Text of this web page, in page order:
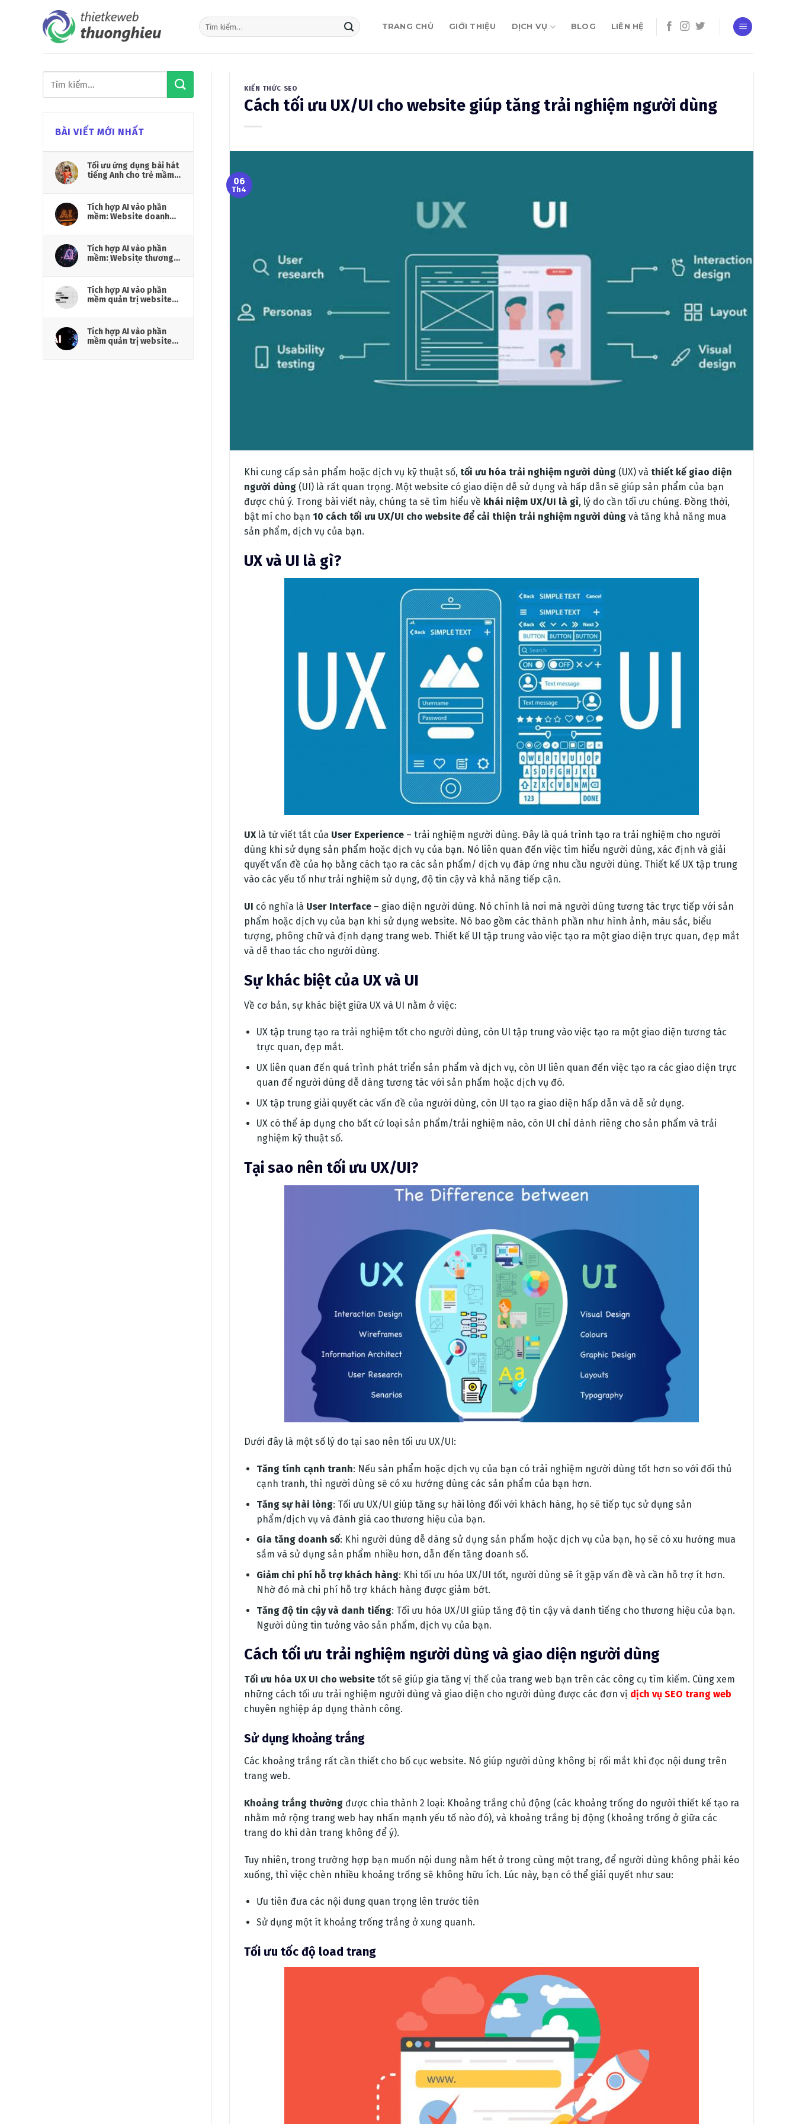
TRANG CHỦ GIỚI THIỆU DỊCH VỤ BLOG LIÊN HỆ
BÀI VIẾT MỚI NHẤT
Tối ưu ứng dụng bài hát
tiếng Anh cho trẻ mầm
Tích hợp AI vào phần
mềm: Website doanh
Tích hợp AI vào phần
mềm: Website thương
Tích hợp AI vào phần
mềm quản trị website
Tích hợp AI vào phần
mềm quản trị website
KIẾN THỨC SEO
Cách tối ưu UX/UI cho website giúp tăng trải nghiệm người dùng
06
Th4
Khi cung cấp sản phẩm hoặc dịch vụ kỹ thuật số, tối ưu hóa trải nghiệm người dùng (UX) và thiết kế giao diện
người dùng (UI) là rất quan trọng. Một website có giao diện dễ sử dụng và hấp dẫn sẽ giúp sản phẩm của bạn
được chú ý. Trong bài viết này, chúng ta sẽ tìm hiểu về khái niệm UX/UI là gì, lý do cần tối ưu chúng. Đồng thời,
bật mí cho bạn 10 cách tối ưu UX/UI cho website để cải thiện trải nghiệm người dùng và tăng khả năng mua
sản phẩm, dịch vụ của bạn.
UX và UI là gì?
UXlà từ viết tắt của User Experience – trải nghiệm người dùng. Đây là quá trình tạo ra trải nghiệm cho người
dùng khi sử dụng sản phẩm hoặc dịch vụ của bạn. Nó liên quan đến việc tìm hiểu người dùng, xác định và giải
quyết vấn đề của họ bằng cách tạo ra các sản phẩm/ dịch vụ đáp ứng nhu cầu người dùng. Thiết kế UX tập trung
vào các yếu tố như trải nghiệm sử dụng, độ tin cậy và khả năng tiếp cận.
UI có nghĩa là User Interface – giao diện người dùng. Nó chính là nơi mà người dùng tương tác trực tiếp với sản
phẩm hoặc dịch vụ của bạn khi sử dụng website. Nó bao gồm các thành phần như hình ảnh, màu sắc, biểu
tượng, phông chữ và định dạng trang web. Thiết kế UI tập trung vào việc tạo ra một giao diện trực quan, đẹp mắt
và dễ thao tác cho người dùng.
Sự khác biệt của UX và UI
Về cơ bản, sự khác biệt giữa UX và UI nằm ở việc:
UX tập trung tạo ra trải nghiệm tốt cho người dùng, còn UI tập trung vào việc tạo ra một giao diện tương tác
trực quan, đẹp mắt.
UX liên quan đến quá trình phát triển sản phẩm và dịch vụ, còn UI liên quan đến việc tạo ra các giao diện trực
quan để người dùng dễ dàng tương tác với sản phẩm hoặc dịch vụ đó.
UX tập trung giải quyết các vấn đề của người dùng, còn UI tạo ra giao diện hấp dẫn và dễ sử dụng.
UX có thể áp dụng cho bất cứ loại sản phẩm/trải nghiệm nào, còn UI chỉ dành riêng cho sản phẩm và trải
nghiệm kỹ thuật số.
Tại sao nên tối ưu UX/UI?
Dưới đây là một số lý do tại sao nên tối ưu UX/UI:
Tăng tính cạnh tranh: Nếu sản phẩm hoặc dịch vụ của bạn có trải nghiệm người dùng tốt hơn so với đối thủ
cạnh tranh, thì người dùng sẽ có xu hướng dùng các sản phẩm của bạn hơn.
Tăng sự hài lòng: Tối ưu UX/UI giúp tăng sự hài lòng đối với khách hàng, họ sẽ tiếp tục sử dụng sản
phẩm/dịch vụ và đánh giá cao thương hiệu của bạn.
Gia tăng doanh số: Khi người dùng dễ dàng sử dụng sản phẩm hoặc dịch vụ của bạn, họ sẽ có xu hướng mua
sắm và sử dụng sản phẩm nhiều hơn, dẫn đến tăng doanh số.
Giảm chi phí hỗ trợ khách hàng: Khi tối ưu hóa UX/UI tốt, người dùng sẽ ít gặp vấn đề và cần hỗ trợ ít hơn.
Nhờ đó mà chi phí hỗ trợ khách hàng được giảm bớt.
Tăng độ tin cậy và danh tiếng: Tối ưu hóa UX/UI giúp tăng độ tin cậy và danh tiếng cho thương hiệu của bạn.
Người dùng tin tưởng vào sản phẩm, dịch vụ của bạn.
Cách tối ưu trải nghiệm người dùng và giao diện người dùng
Tối ưu hóa UX UI cho website tốt sẽ giúp gia tăng vị thế của trang web bạn trên các công cụ tìm kiếm. Cùng xem
những cách tối ưu trải nghiệm người dùng và giao diện cho người dùng được các đơn vị dịch vụ SEO trang web
chuyên nghiệp áp dụng thành công.
Sử dụng khoảng trắng
Các khoảng trắng rất cần thiết cho bố cục website. Nó giúp người dùng không bị rối mắt khi đọc nội dung trên
trang web.
Khoảng trắng thường được chia thành 2 loại: Khoảng trắng chủ động (các khoảng trống do người thiết kế tạo ra
nhằm mở rộng trang web hay nhấn mạnh yếu tố nào đó), và khoảng trắng bị động (khoảng trống ở giữa các
trang do khi dàn trang không để ý).
Tuy nhiên, trong trường hợp bạn muốn nội dung nằm hết ở trong cùng một trang, để người dùng không phải kéo
xuống, thì việc chèn nhiều khoảng trống sẽ không hữu ích. Lúc này, bạn có thể giải quyết như sau:
Ưu tiên đưa các nội dung quan trọng lên trước tiên
Sử dụng một ít khoảng trống trắng ở xung quanh.
Tối ưu tốc độ load trang